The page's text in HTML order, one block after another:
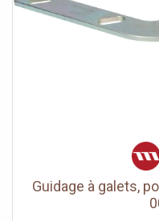
Guidage à galets,